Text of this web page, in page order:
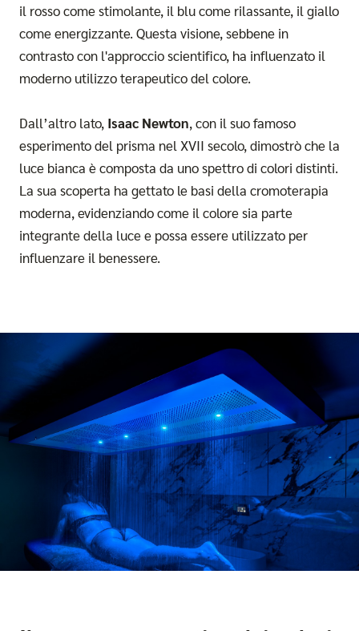
il rosso come stimolante, il blu come rilassante, il giallo
come energizzante. Questa visione, sebbene in
contrasto con l'approccio scientifico, ha influenzato il
moderno utilizzo terapeutico del colore.
Dall’altro lato, Isaac Newton, con il suo famoso
esperimento del prisma nel XVII secolo, dimostrò che la
luce bianca è composta da uno spettro di colori distinti.
La sua scoperta ha gettato le basi della cromoterapia
moderna, evidenziando come il colore sia parte
integrante della luce e possa essere utilizzato per
influenzare il benessere.